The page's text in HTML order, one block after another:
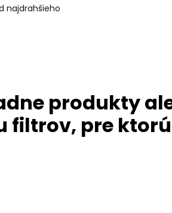
najdrahšieho
produkty
filtrov, pre